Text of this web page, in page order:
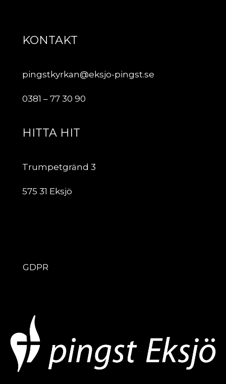
KONTAKT
pingstkyrkan@eksjo-pingst.se
0381 – 77 30 90
HITTA HIT
Trumpetgränd 3
575 31 Eksjö
GDPR